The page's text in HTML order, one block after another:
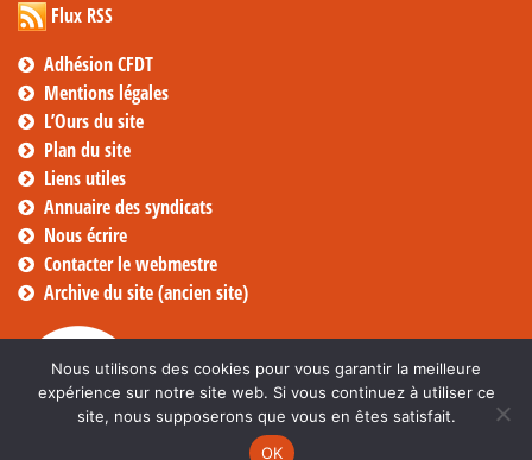
Flux RSS
Adhésion CFDT
Mentions légales
L’Ours du site
Plan du site
Liens utiles
Annuaire des syndicats
Nous écrire
Contacter le webmestre
Archive du site (ancien site)
Nous utilisons des cookies pour vous garantir la meilleure
expérience sur notre site web. Si vous continuez à utiliser ce
site, nous supposerons que vous en êtes satisfait.
OK